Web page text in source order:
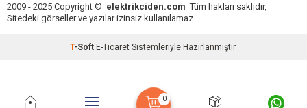
0
2009 - 2025 Copyright © elektrikciden.com Tüm hakları saklıdır,
Sitedeki görseller ve yazılar izinsiz kullanılamaz.
T-Soft E-Ticaret Sistemleriyle Hazırlanmıştır.